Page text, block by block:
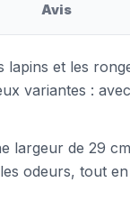
Avis
lapins et les
variantes :
largeur de 29
odeurs, tout